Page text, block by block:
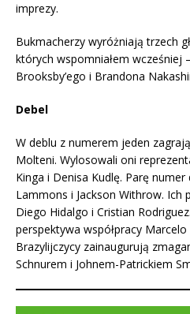
imprezy.
Bukmacherzy wyróżniają trzech
których wspomniałem wcześniej
Brooksby’ego i Brandona
Debel
W deblu z numerem jeden
Molteni. Wylosowali oni
Kinga i Denisa Kudlę. Parę
Lammons i Jackson Withrow. Ich
Diego Hidalgo i Cristian
perspektywa współpracy
Brazylijczycy zainaugurują
Schnurem i Johnem-Patrickiem